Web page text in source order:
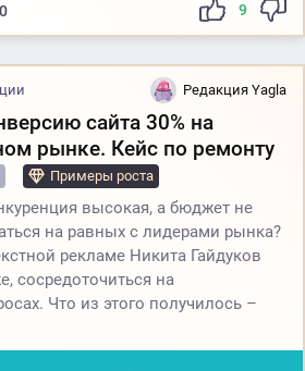
9
Редакция Yagla
сайта 30% на
рынке. Кейс по ремонту
Примеры роста
высокая, а бюджет не
на равных с лидерами рынка?
рекламе Никита Гайдуков
сосредоточиться на
Что из этого получилось –